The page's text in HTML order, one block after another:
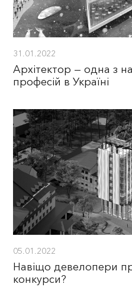
31.01.2022
Архітектор — одна з
професій в Україні
05.01.2022
Навіщо девелопери
конкурси?